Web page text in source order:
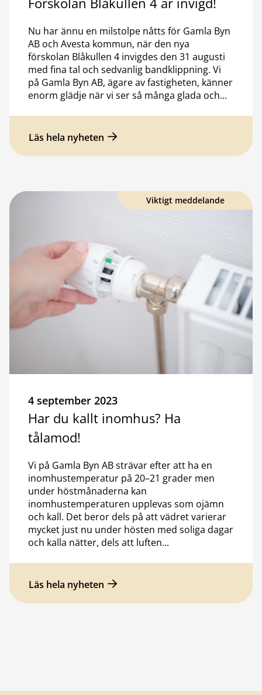
Nu har ännu en milstolpe nåtts för Gamla Byn
AB och Avesta kommun, när den nya
förskolan Blåkullen 4 invigdes den 31 augusti
med fina tal och sedvanlig bandklippning. Vi
på Gamla Byn AB, ägare av fastigheten, känner
enorm glädje när vi ser så många glada och...
Läs hela nyheten
Viktigt meddelande
4 september 2023
Har du kallt inomhus? Ha
tålamod!
Vi på Gamla Byn AB strävar efter att ha en
inomhustemperatur på 20–21 grader men
under höstmånaderna kan
inomhustemperaturen upplevas som ojämn
och kall. Det beror dels på att vädret varierar
mycket just nu under hösten med soliga dagar
och kalla nätter, dels att luften...
Läs hela nyheten